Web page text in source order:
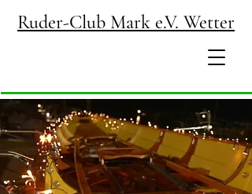
Ruder-Club Mark e.V. Wetter